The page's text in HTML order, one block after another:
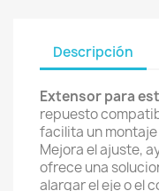
Descripción
Extensor para
repuesto
facilita un
Mejora el ajuste,
ofrece una
alargar el eje o el